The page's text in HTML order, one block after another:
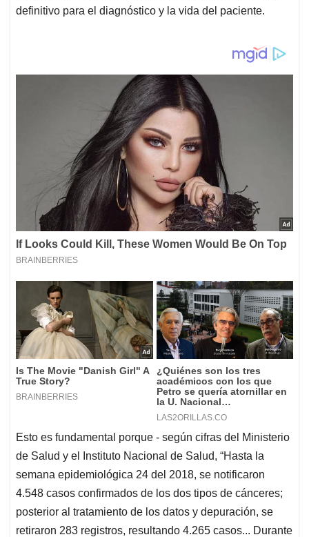
definitivo para el diagnóstico y la vida del paciente.
Esto es fundamental porque - según cifras del Ministerio
de Salud y el Instituto Nacional de Salud, “Hasta la
semana epidemiológica 24 del 2018, se notificaron
4.548 casos confirmados de los dos tipos de cánceres;
posterior al tratamiento de los datos y depuración, se
retiraron 283 registros, resultando 4.265 casos... Durante